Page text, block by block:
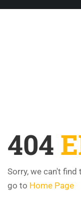
404
Sorry, we can't
go to Home Page